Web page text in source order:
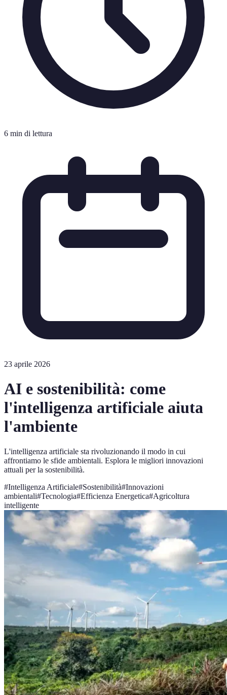
6 min di lettura
23 aprile 2026
AI e sostenibilità: come
l'intelligenza artificiale aiuta
l'ambiente
L'intelligenza artificiale sta rivoluzionando il modo in cui
affrontiamo le sfide ambientali. Esplora le migliori innovazioni
attuali per la sostenibilità.
#Intelligenza Artificiale#Sostenibilità#Innovazioni
ambientali#Tecnologia#Efficienza Energetica#Agricoltura
intelligente